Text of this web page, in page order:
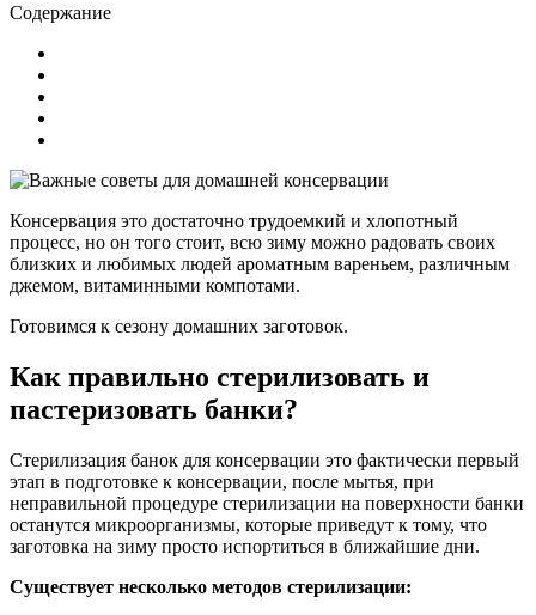
Содержание
Консервация это достаточно трудоемкий и хлопотный
процесс, но он того стоит, всю зиму можно радовать своих
близких и любимых людей ароматным вареньем, различным
джемом, витаминными компотами.
Готовимся к сезону домашних заготовок.
Как правильно стерилизовать и
пастеризовать банки?
Стерилизация банок для консервации это фактически первый
этап в подготовке к консервации, после мытья, при
неправильной процедуре стерилизации на поверхности банки
останутся микроорганизмы, которые приведут к тому, что
заготовка на зиму просто испортиться в ближайшие дни.
Существует несколько методов стерилизации: